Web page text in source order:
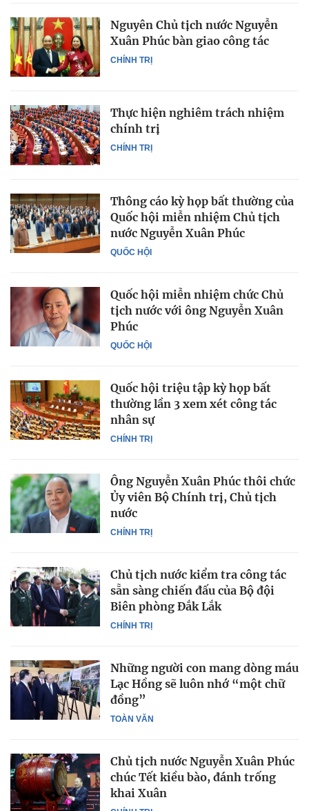
CHÍNH TRỊ
Nguyên Chủ tịch nước Nguyễn
Xuân Phúc bàn giao công tác
CHÍNH TRỊ
Thực hiện nghiêm trách nhiệm
chính trị
QUỐC HỘI
Thông cáo kỳ họp bất thường của
Quốc hội miễn nhiệm Chủ tịch
nước Nguyễn Xuân Phúc
QUỐC HỘI
Quốc hội miễn nhiệm chức Chủ
tịch nước với ông Nguyễn Xuân
Phúc
CHÍNH TRỊ
Quốc hội triệu tập kỳ họp bất
thường lần 3 xem xét công tác
nhân sự
CHÍNH TRỊ
Ông Nguyễn Xuân Phúc thôi chức
Ủy viên Bộ Chính trị, Chủ tịch
nước
CHÍNH TRỊ
Chủ tịch nước kiểm tra công tác
sẵn sàng chiến đấu của Bộ đội
Biên phòng Đắk Lắk
TOÀN VĂN
Những người con mang dòng máu
Lạc Hồng sẽ luôn nhớ “một chữ
đồng”
Chủ tịch nước Nguyễn Xuân Phúc
chúc Tết kiều bào, đánh trống
khai Xuân